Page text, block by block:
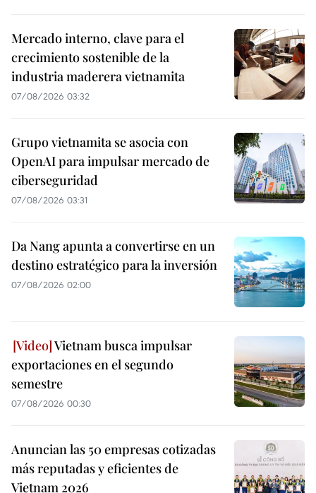
Mercado interno, clave para el
crecimiento sostenible de la
industria maderera vietnamita
07/08/2026 03:32
Grupo vietnamita se asocia con
OpenAI para impulsar mercado de
ciberseguridad
07/08/2026 03:31
Da Nang apunta a convertirse en un
destino estratégico para la inversión
07/08/2026 02:00
Vietnam busca impulsar
exportaciones en el segundo
semestre
07/08/2026 00:30
Anuncian las 50 empresas cotizadas
más reputadas y eficientes de
Vietnam 2026